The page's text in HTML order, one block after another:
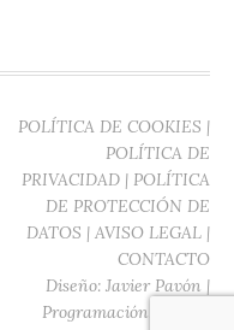
POLÍTICA DE COOKIES |
POLÍTICA DE
PRIVACIDAD | POLÍTICA
DE PROTECCIÓN DE
DATOS | AVISO LEGAL |
CONTACTO
Diseño: Javier Pavón |
Programación: